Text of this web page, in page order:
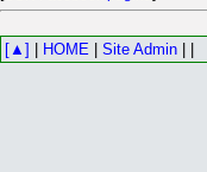
[▲] HOME Site Admin